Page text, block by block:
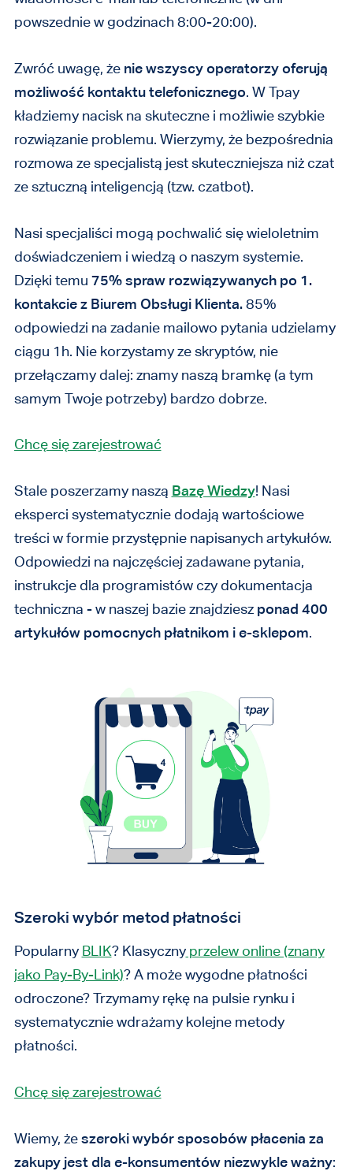
powszednie w godzinach 8:00-20:00).
Zwróć uwagę, że nie wszyscy operatorzy oferują
możliwość kontaktu telefonicznego. W Tpay
kładziemy nacisk na skuteczne i możliwie szybkie
rozwiązanie problemu. Wierzymy, że bezpośrednia
rozmowa ze specjalistą jest skuteczniejsza niż czat
ze sztuczną inteligencją (tzw. czatbot).
Nasi specjaliści mogą pochwalić się wieloletnim
doświadczeniem i wiedzą o naszym systemie.
Dzięki temu 75% spraw rozwiązywanych po 1.
kontakcie z Biurem Obsługi Klienta.85%
odpowiedzi na zadanie mailowo pytania udzielamy
ciągu 1h. Nie korzystamy ze skryptów, nie
przełączamy dalej: znamy naszą bramkę (a tym
samym Twoje potrzeby) bardzo dobrze.
Chcę się zarejestrować
Stale poszerzamy naszą Bazę Wiedzy! Nasi
eksperci systematycznie dodają wartościowe
treści w formie przystępnie napisanych artykułów.
Odpowiedzi na najczęściej zadawane pytania,
instrukcje dla programistów czy dokumentacja
techniczna - w naszej bazie znajdziesz ponad 400
artykułów pomocnych płatnikom i e-sklepom.
Szeroki wybór metod płatności
Popularny BLIK? Klasycznyprzelew online (znany
jako Pay-By-Link)? A może wygodne płatności
odroczone? Trzymamy rękę na pulsie rynku i
systematycznie wdrażamy kolejne metody
płatności.
Chcę się zarejestrować
Wiemy, żeszeroki wybór sposobów płacenia za
zakupy jest dla e-konsumentów niezwykle ważny: